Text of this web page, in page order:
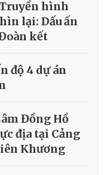
hình
lại: Dấu ấn
kết
độ 4 dự án
Đồng Hồ
địa tại Cảng
Khương